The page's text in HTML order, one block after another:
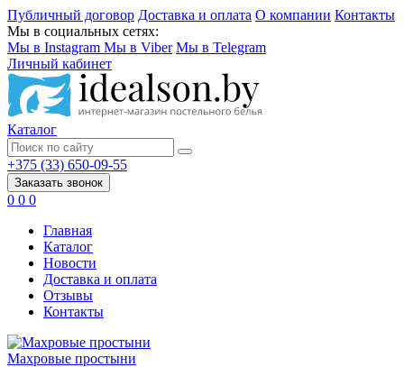
Публичный договор Доставка и оплата О компании Контакты
Мы в социальных сетях:
Мы в Instagram Мы в Viber Мы в Telegram
Личный кабинет
Каталог
+375 (33) 650-09-55
Заказать звонок
0 0 0
Главная
Каталог
Новости
Доставка и оплата
Отзывы
Контакты
Махровые простыни